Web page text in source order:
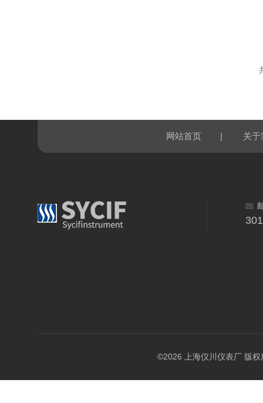
网站首页 | 关于
©2026 上海仪川仪表厂 版